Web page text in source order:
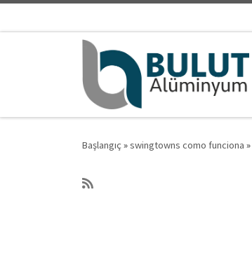
Başlangıç »swingtowns como funciona »